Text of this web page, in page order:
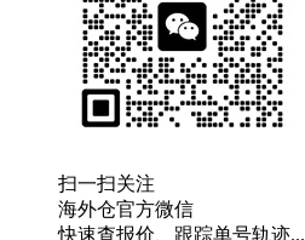
扫一扫关注
海外仓官方微信
快速查报价、跟踪单号轨迹...